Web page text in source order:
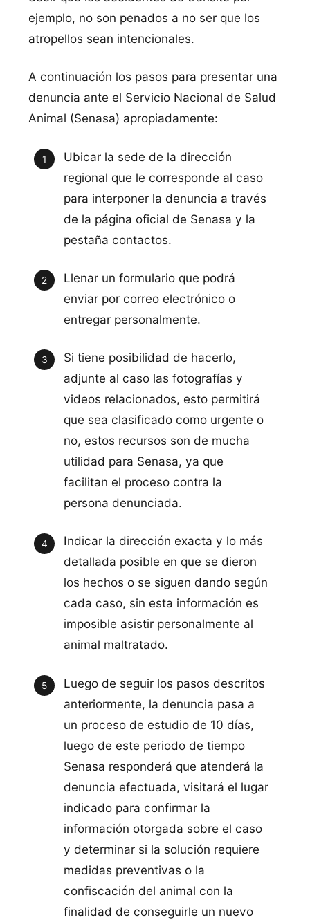
ejemplo, no son penados a no ser que los
atropellos sean intencionales.
A continuación los pasos para presentar una
denuncia ante el Servicio Nacional de Salud
Animal (Senasa) apropiadamente:
Ubicar la sede de la dirección
regional que le corresponde al caso
para interponer la denuncia a través
de la página oficial de Senasa y la
pestaña contactos.
Llenar un formulario que podrá
enviar por correo electrónico o
entregar personalmente.
Si tiene posibilidad de hacerlo,
adjunte al caso las fotografías y
videos relacionados, esto permitirá
que sea clasificado como urgente o
no, estos recursos son de mucha
utilidad para Senasa, ya que
facilitan el proceso contra la
persona denunciada.
Indicar la dirección exacta y lo más
detallada posible en que se dieron
los hechos o se siguen dando según
cada caso, sin esta información es
imposible asistir personalmente al
animal maltratado.
Luego de seguir los pasos descritos
anteriormente, la denuncia pasa a
un proceso de estudio de 10 días,
luego de este periodo de tiempo
Senasa responderá que atenderá la
denuncia efectuada, visitará el lugar
indicado para confirmar la
información otorgada sobre el caso
y determinar si la solución requiere
medidas preventivas o la
confiscación del animal con la
finalidad de conseguirle un nuevo